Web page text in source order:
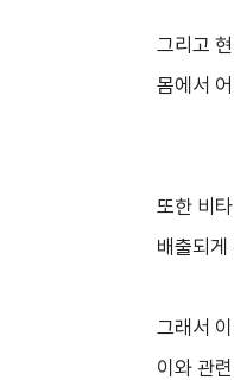
그리고
몸에서
또한 비
배출되게
그래서
이와 관